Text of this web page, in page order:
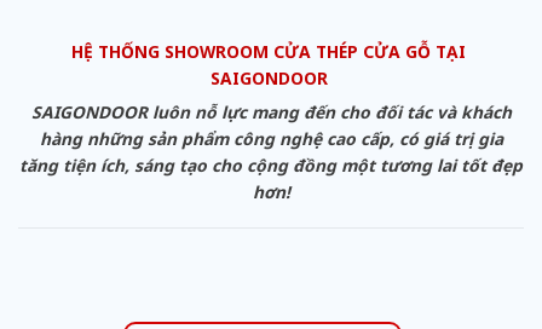
HỆ THỐNG SHOWROOM CỬA THÉP CỬA GỖ TẠI
SAIGONDOOR
SAIGONDOOR luôn nỗ lực mang đến cho đối tác và khách
hàng những sản phẩm công nghệ cao cấp, có giá trị gia
tăng tiện ích, sáng tạo cho cộng đồng một tương lai tốt đẹp
hơn!